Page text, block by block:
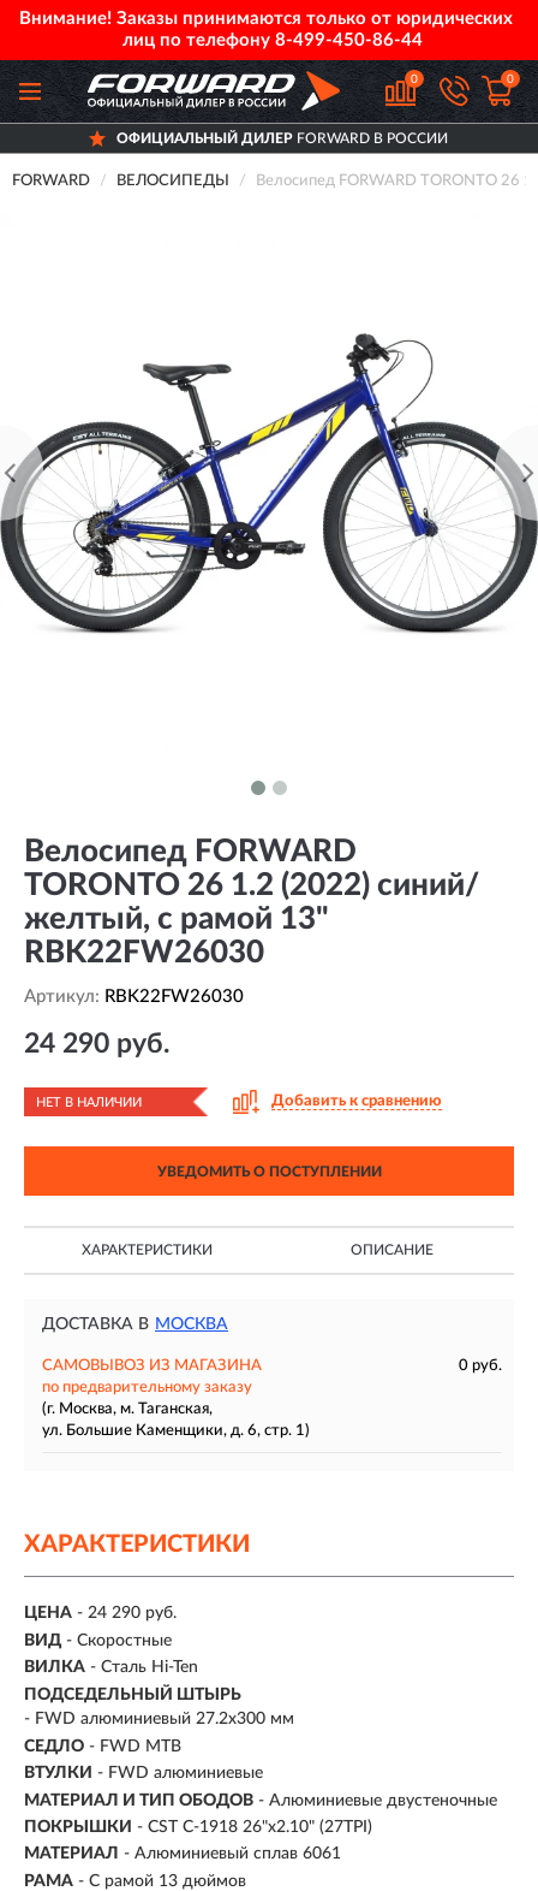
Внимание! Заказы принимаются только от юридических
лиц по телефону 8-499-450-86-44
0 0
ОФИЦИАЛЬНЫЙ ДИЛЕРFORWARD В РОССИИ
FORWARD ВЕЛОСИПЕДЫ Велосипед FORWARD TORONTO 26
Велосипед FORWARD
TORONTO 26 1.2 (2022) синий/
желтый, с рамой 13"
RBK22FW26030
Артикул: RBK22FW26030
24 290 руб.
НЕТ В НАЛИЧИИ Добавить к сравнению
УВЕДОМИТЬ О ПОСТУПЛЕНИИ
ХАРАКТЕРИСТИКИ ОПИСАНИЕ
ДОСТАВКА В МОСКВА
САМОВЫВОЗ ИЗ МАГАЗИНА
0 руб.
по предварительному заказу
(г. Москва, м. Таганская,
ул. Большие Каменщики, д. 6, стр. 1)
ХАРАКТЕРИСТИКИ
ЦЕНА - 24 290 руб.
ВИД - Скоростные
ВИЛКА - Сталь Hi-Ten
ПОДСЕДЕЛЬНЫЙ ШТЫРЬ
- FWD алюминиевый 27.2x300 мм
СЕДЛО - FWD MTB
ВТУЛКИ - FWD алюминиевые
МАТЕРИАЛ И ТИП ОБОДОВ - Алюминиевые двустеночные
ПОКРЫШКИ - CST C-1918 26"x2.10" (27TPI)
МАТЕРИАЛ - Алюминиевый сплав 6061
РАМА - С рамой 13 дюймов